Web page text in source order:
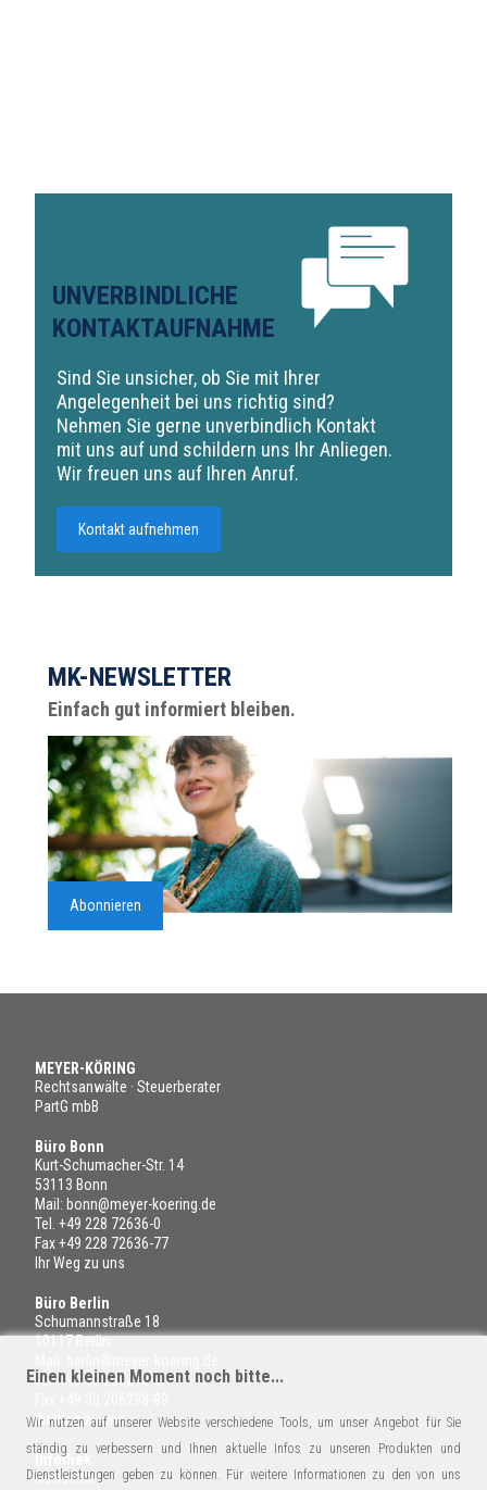
UNVERBINDLICHE
KONTAKTAUFNAHME
Sind Sie unsicher, ob Sie mit Ihrer
Angelegenheit bei uns richtig sind?
Nehmen Sie gerne unverbindlich Kontakt
mit uns auf und schildern uns Ihr Anliegen.
Wir freuen uns auf Ihren Anruf.
Kontakt aufnehmen
MK-NEWSLETTER
Einfach gut informiert bleiben.
Abonnieren
MEYER-KÖRING
Rechtsanwälte · Steuerberater
PartG mbB
Büro Bonn
Kurt-Schumacher-Str. 14
53113 Bonn
Mail: bonn@meyer-koering.de
Tel. +49 228 72636-0
Fax +49 228 72636-77
Ihr Weg zu uns
Büro Berlin
Schumannstraße 18
10117 Berlin
Tel.+49 30 206298-6
Ihr Weg zu uns
Infothek
Newsletter
Einen kleinen Moment noch bitte...
Wir nutzen auf unserer Website verschiedene Tools, um unser Angebot für Sie
ständig zu verbessern und Ihnen aktuelle Infos zu unseren Produkten und
Dienstleistungen geben zu können. Für weitere Informationen zu den von uns